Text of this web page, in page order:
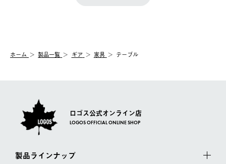
【配送業者】
佐川急便にて配送されます。
一度お手元の商品を返品いただき、ご希望商品を再注文してくだ
ホーム 製品一覧 ギア 家具 テーブル
ロゴス公式オンライン店
LOGOS OFFICIAL ONLINE SHOP
製品ラインナップ